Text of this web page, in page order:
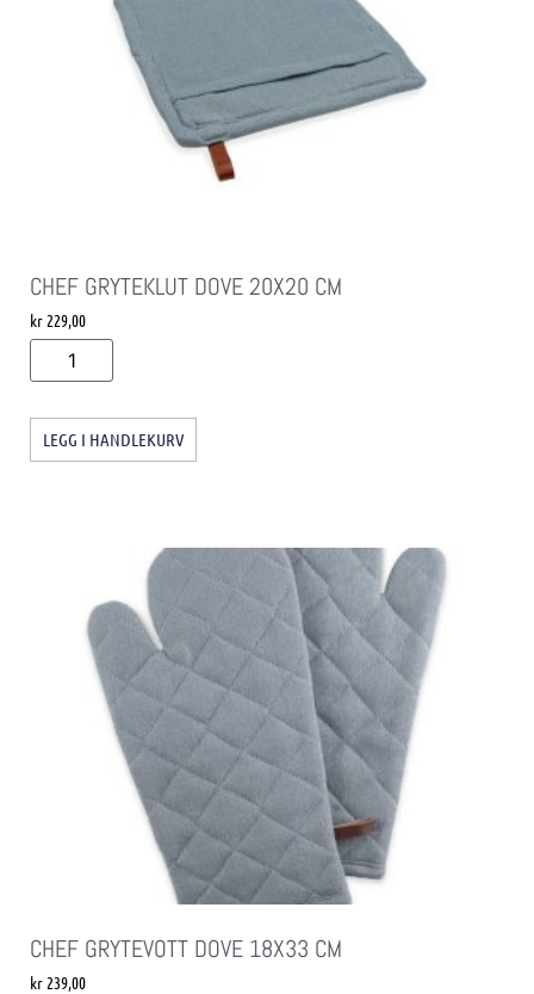
CHEF GRYTEKLUT DOVE 20X20 CM
kr229,00
LEGG I HANDLEKURV
CHEF GRYTEVOTT DOVE 18X33 CM
kr239,00